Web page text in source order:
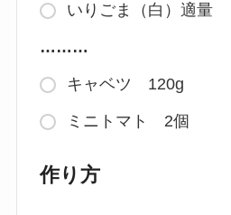
いりごま（白）適量
………
キャベツ 120g
ミニトマト 2個
作り方